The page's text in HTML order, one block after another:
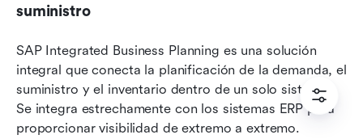
suministro
SAP Integrated Business Planning es una solución
integral que conecta la planificación de la demanda, el
suministro y el inventario dentro de un solo sistema.
Se integra estrechamente con los sistemas ERP para
proporcionar visibilidad de extremo a extremo.